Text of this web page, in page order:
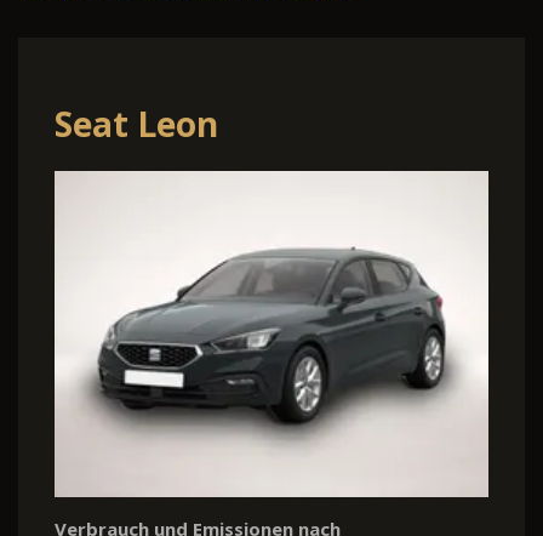
Seat Leon
Verbrauch und Emissionen nach